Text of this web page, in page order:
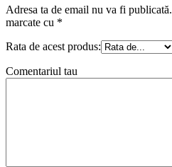
Adresa ta de email nu va fi publicată.
marcate cu *
Rata de acest produs:
Comentariul tau